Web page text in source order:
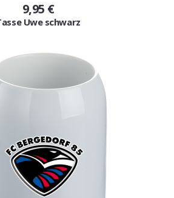
9,95 €
Uwe schwarz